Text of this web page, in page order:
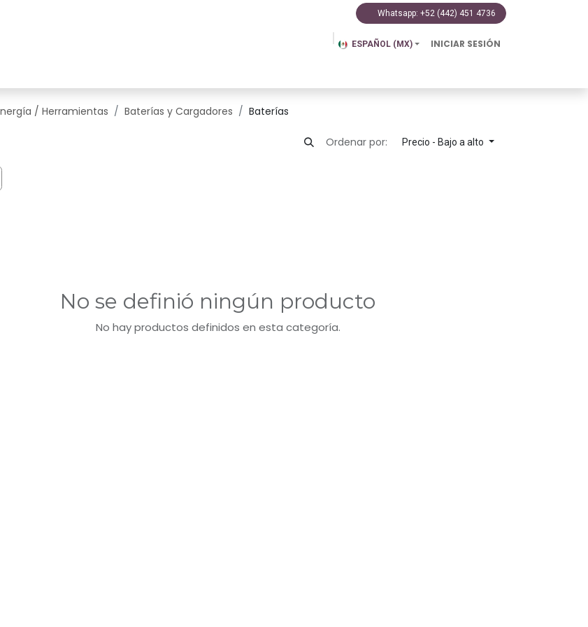
Whatsapp: +52 (442) 451 4736​​
ESPAÑOL (MX) INICIAR SESIÓN
/ Herramientas Baterías y Cargadores Baterías
Ordenar por: Precio - Bajo a alto
No se definió ningún producto
No hay productos definidos en esta categoría.